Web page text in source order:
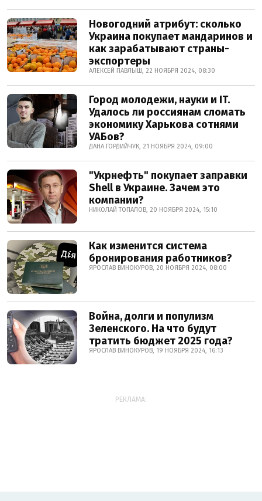
Новогодний атрибут: сколько
Украина покупает мандаринов и
как зарабатывают страны-
экспортеры
АЛЕКСЕЙ ПАВЛЫШ, 22 НОЯБРЯ 2024, 08:30
Город молодежи, науки и IT.
Удалось ли россиянам сломать
экономику Харькова сотнями
УАБов?
ДАНА ГОРДИЙЧУК, 21 НОЯБРЯ 2024, 09:00
"Укрнефть" покупает заправки
Shell в Украине. Зачем это
компании?
НИКОЛАЙ ТОПАЛОВ, 20 НОЯБРЯ 2024, 15:10
Как изменится система
бронирования работников?
ЯРОСЛАВ ВИНОКУРОВ, 20 НОЯБРЯ 2024, 08:00
Война, долги и популизм
Зеленского. На что будут
тратить бюджет 2025 года?
ЯРОСЛАВ ВИНОКУРОВ, 19 НОЯБРЯ 2024, 16:13
РЕКЛАМА: